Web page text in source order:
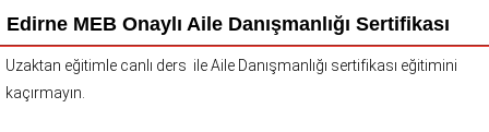
Edirne MEB Onaylı Aile Danışmanlığı Sertifikası
Uzaktan eğitimle canlı ders ile Aile Danışmanlığı sertifikası eğitimini
kaçırmayın.